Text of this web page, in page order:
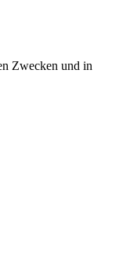
Zwecken und in